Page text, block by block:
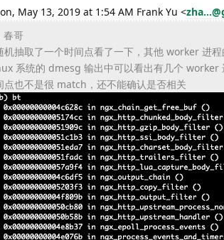
May 13, 2019 at 1:54 AM Frank Yu <
春哥
机抽取了一个时间点看了一下，其他 worker 进
系统的 dmesg 输出中可以看出有几个
点也不是很 match，还不能确认是否相关